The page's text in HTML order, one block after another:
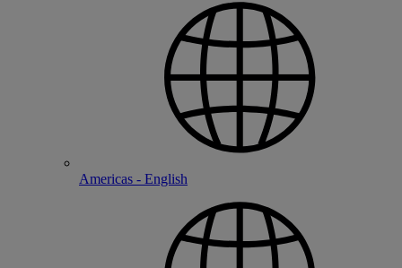
Americas - English